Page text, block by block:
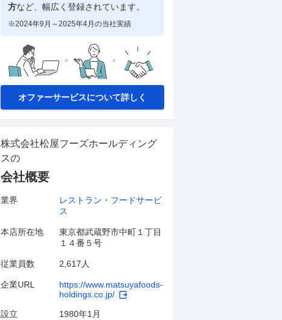
方など、幅広く登録されています。
※2024年9月～2025年4月の当社実績
オファーサービスについて詳しく
株式会社松屋フーズホールディング
スの
会社概要
業界
レストラン・フードサービ
ス
本店所在地
東京都武蔵野市中町１丁目
１４番５号
従業員数 2,617人
企業URL
https://www.matsuyafoods-
holdings.co.jp/
設立 1980年1月